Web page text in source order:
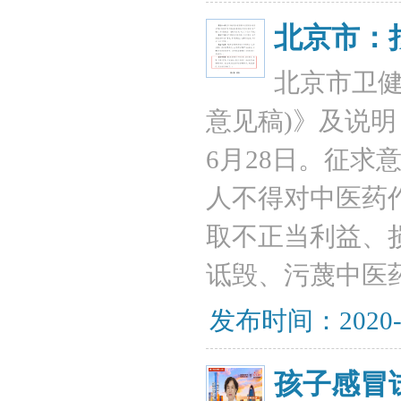
北京市：
北京市卫
意见稿)》及说
6月28日。征求
人不得对中医药
取不正当利益、
诋毁、污蔑中医
发布时间：
孩子感冒